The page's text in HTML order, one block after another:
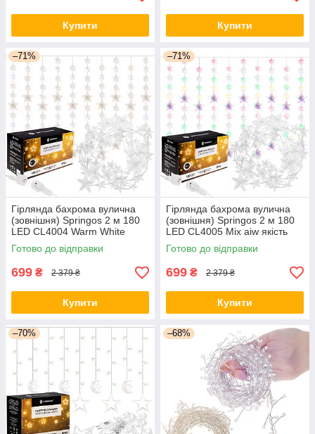
Купити Купити
–71%
Гірлянда бахрома вулична
(зовнішня) Springos 2 м 180
LED CL4004 Warm White
orig439
Готово до відправки
699 ₴ 2 379 ₴
Купити
–71%
Гірлянда бахрома вулична
(зовнішня) Springos 2 м 180
LED CL4005 Mix aiw якість
Готово до відправки
699 ₴ 2 379 ₴
Купити
–70% –68%